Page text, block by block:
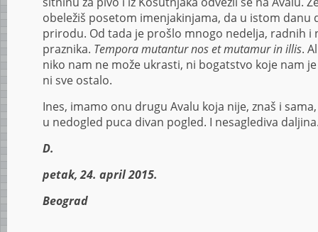
obeležiš posetom imenjakinjama, da u istom danu
prirodu. Od tada je prošlo mnogo nedelja, radnih i
praznika. Tempora mutantur nos et mutamur in illis.
niko nam ne može ukrasti, ni bogatstvo koje nam
ni sve ostalo.
Ines, imamo onu drugu Avalu koja nije, znaš i
u nedogled puca divan pogled. I nesaglediva
D.
petak, 24. april 2015.
Beograd